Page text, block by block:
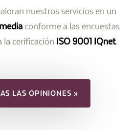
nuestros servicios en un
conforme a las encuestas
la cerificación ISO 9001 IQnet.
LAS OPINIONES »